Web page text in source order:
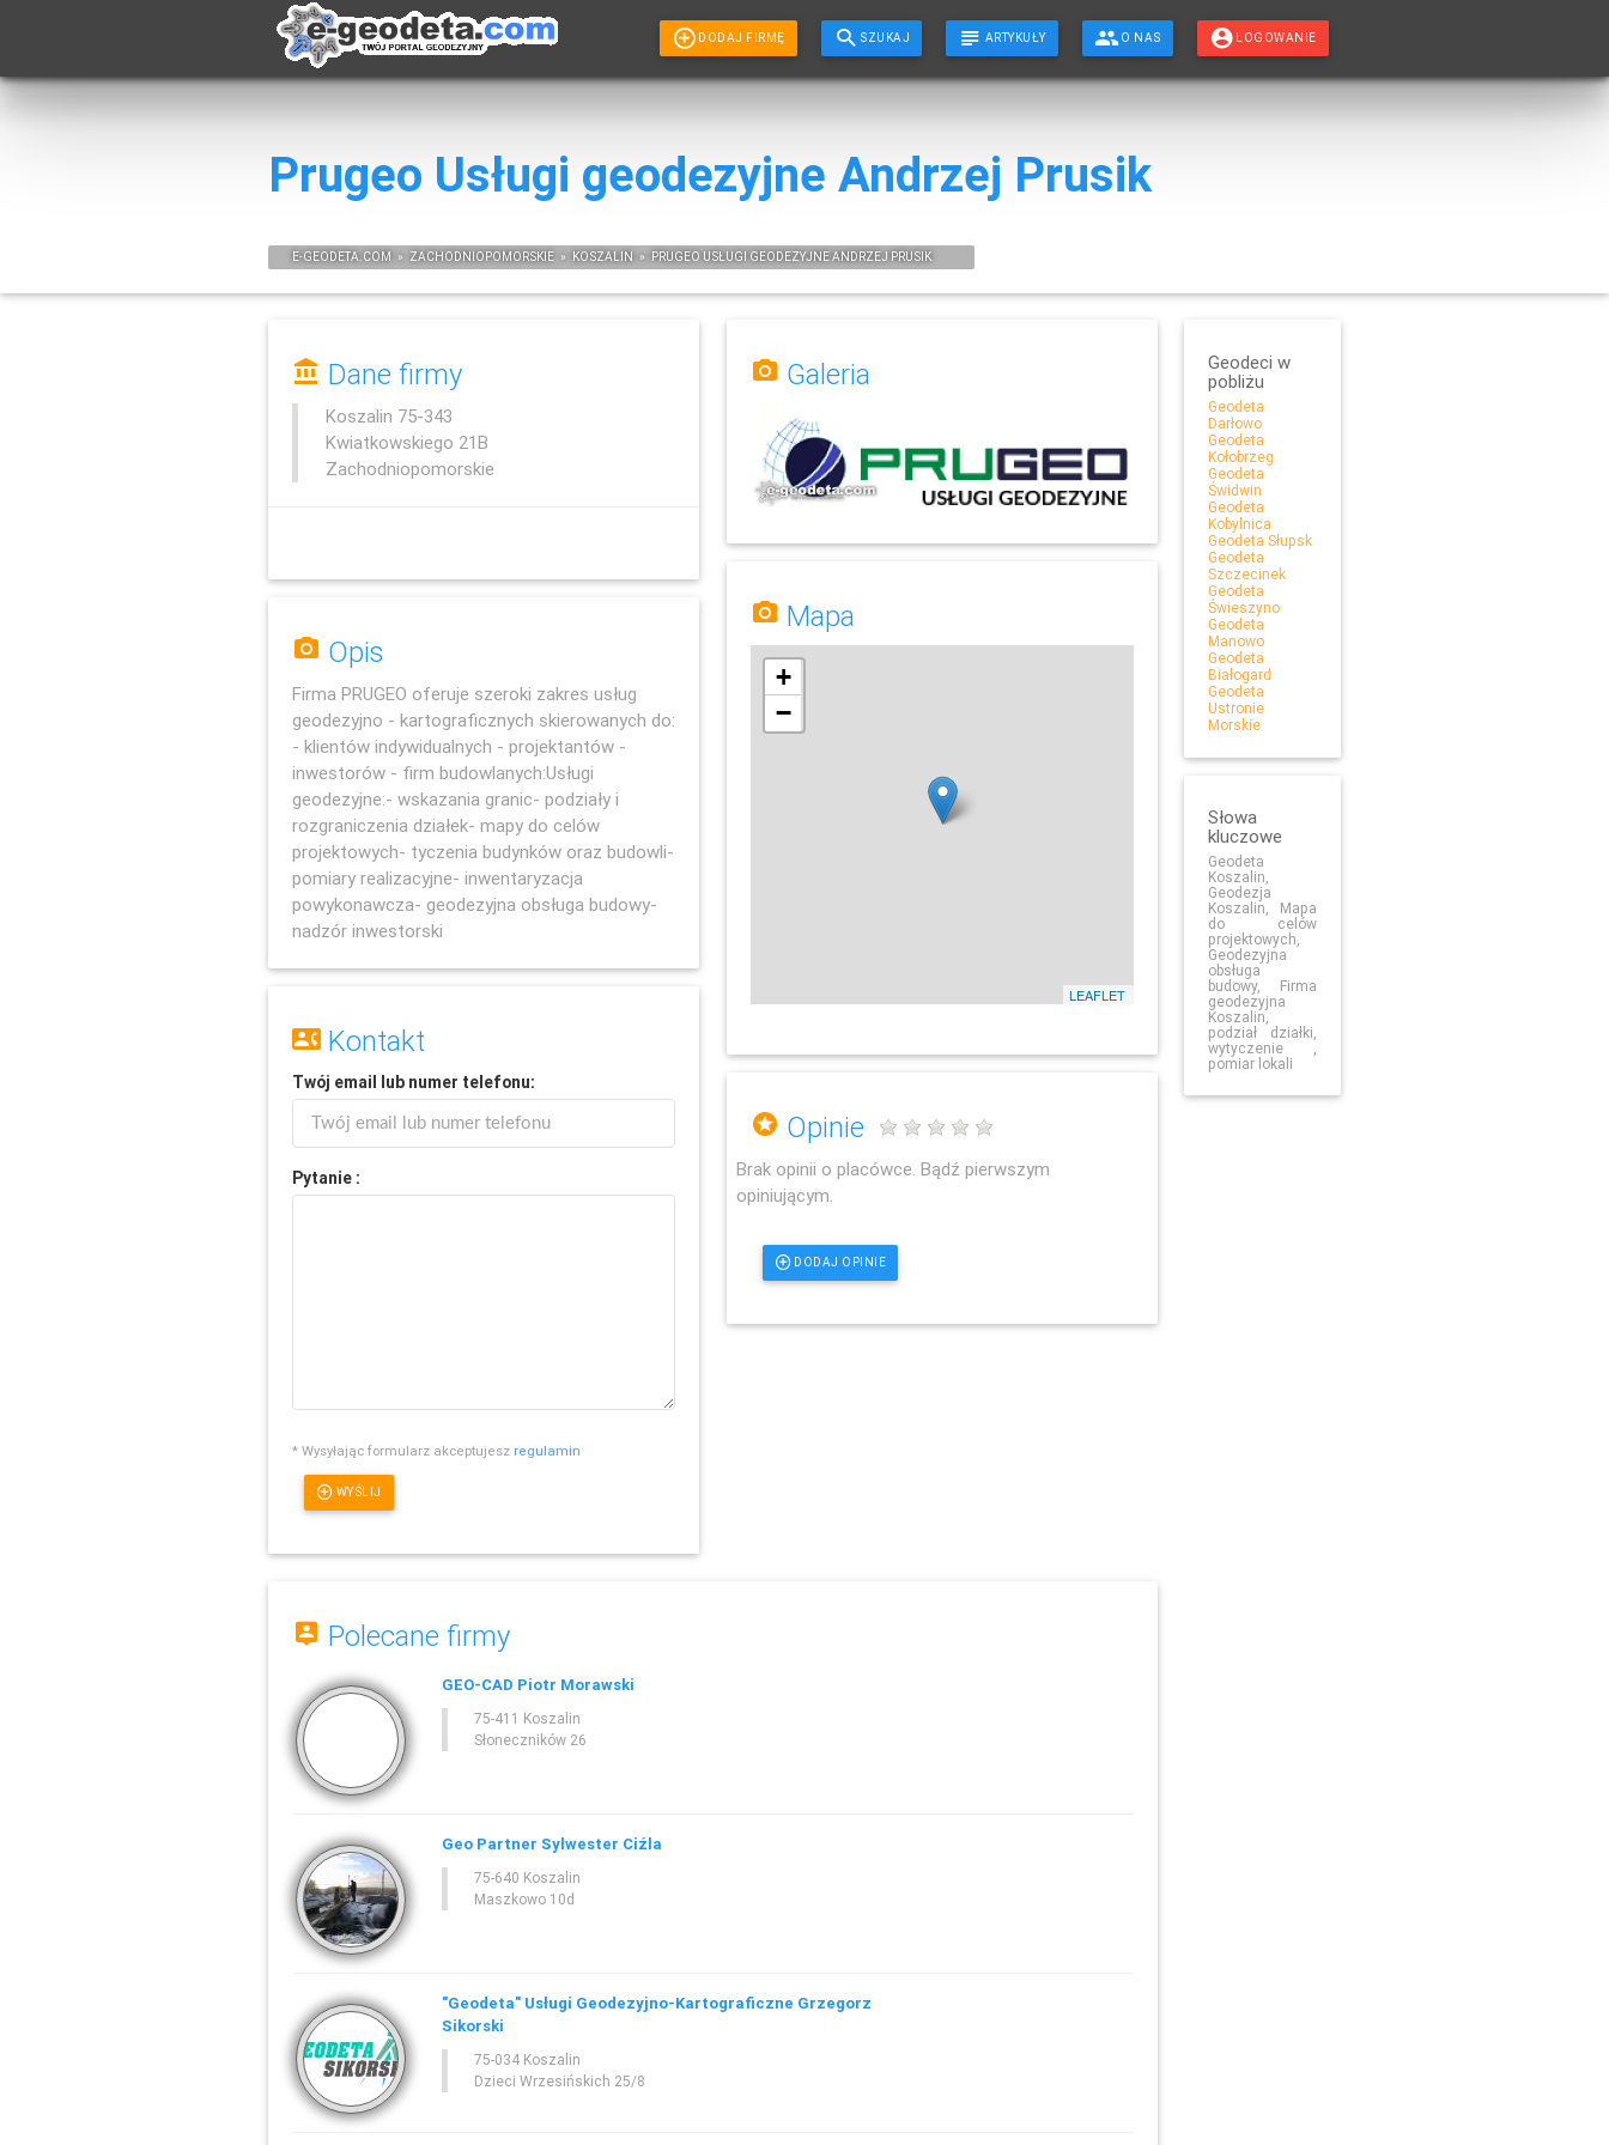
DODAJ FIRMĘ SZUKAJ ARTYKUŁY O NAS LOGOWANIE
Prugeo Usługi geodezyjne Andrzej Prusik
E-GEODETA.COM » ZACHODNIOPOMORSKIE » KOSZALIN » PRUGEO USŁUGI GEODEZYJNE ANDRZEJ PRUSIK
Dane firmy
Koszalin 75-343
Kwiatkowskiego 21B
Zachodniopomorskie
Opis
Firma PRUGEO oferuje szeroki zakres usług
geodezyjno - kartograficznych skierowanych do:
- klientów indywidualnych - projektantów -
inwestorów - firm budowlanych:Usługi
geodezyjne:- wskazania granic- podziały i
rozgraniczenia działek- mapy do celów
projektowych- tyczenia budynków oraz budowli-
pomiary realizacyjne- inwentaryzacja
powykonawcza- geodezyjna obsługa budowy-
nadzór inwestorski
Kontakt
Twój email lub numer telefonu:
Pytanie :
* Wysyłając formularz akceptujesz regulamin
WYŚLIJ
Galeria
Mapa
+
−
LEAFLET
Opinie
Brak opinii o placówce. Bądź pierwszym
opiniującym.
DODAJ OPINIE
Polecane firmy
GEO-CAD Piotr Morawski
75-411 Koszalin
Słoneczników 26
Geo Partner Sylwester Ciźla
75-640 Koszalin
Maszkowo 10d
"Geodeta" Usługi Geodezyjno-Kartograficzne Grzegorz
Sikorski
75-034 Koszalin
Dzieci Wrzesińskich 25/8
Geodeci w
pobliżu
Geodeta
Darłowo
Geodeta
Kołobrzeg
Geodeta
Świdwin
Geodeta
Kobylnica
Geodeta Słupsk
Geodeta
Szczecinek
Geodeta
Świeszyno
Geodeta
Manowo
Geodeta
Białogard
Geodeta
Ustronie
Morskie
Słowa
kluczowe
Geodeta
Koszalin,
Geodezja
Koszalin, Mapa
do celów
projektowych,
Geodezyjna
obsługa
budowy, Firma
geodezyjna
Koszalin,
podział działki,
wytyczenie ,
pomiar lokali